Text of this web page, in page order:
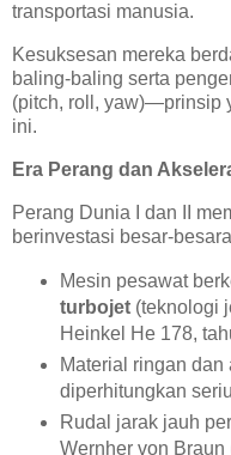
transportasi manusia.
Kesuksesan mereka
baling-baling serta
(pitch, roll, yaw)—prinsip
ini.
Era Perang dan
Perang Dunia I dan II
berinvestasi besar-
Mesin pesawat
turbojet(teknologi
Heinkel He 178,
Material ringan
diperhitungkan
Rudal jarak jauh
Wernher von Braun